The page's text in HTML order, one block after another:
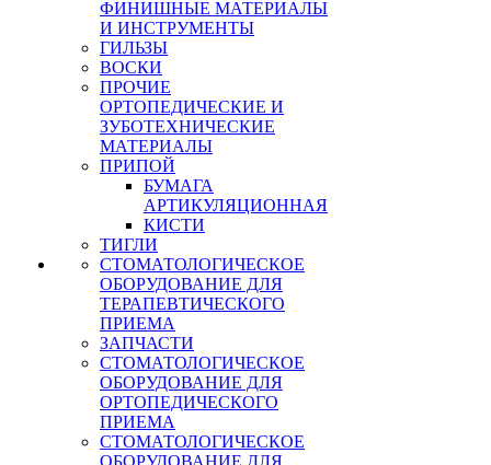
ФИНИШНЫЕ МАТЕРИАЛЫ
И ИНСТРУМЕНТЫ
ГИЛЬЗЫ
ВОСКИ
ПРОЧИЕ
ОРТОПЕДИЧЕСКИЕ И
ЗУБОТЕХНИЧЕСКИЕ
МАТЕРИАЛЫ
ПРИПОЙ
БУМАГА
АРТИКУЛЯЦИОННАЯ
КИСТИ
ТИГЛИ
СТОМАТОЛОГИЧЕСКОЕ
ОБОРУДОВАНИЕ ДЛЯ
ТЕРАПЕВТИЧЕСКОГО
ПРИЕМА
ЗАПЧАСТИ
СТОМАТОЛОГИЧЕСКОЕ
ОБОРУДОВАНИЕ ДЛЯ
ОРТОПЕДИЧЕСКОГО
ПРИЕМА
СТОМАТОЛОГИЧЕСКОЕ
ОБОРУДОВАНИЕ ДЛЯ